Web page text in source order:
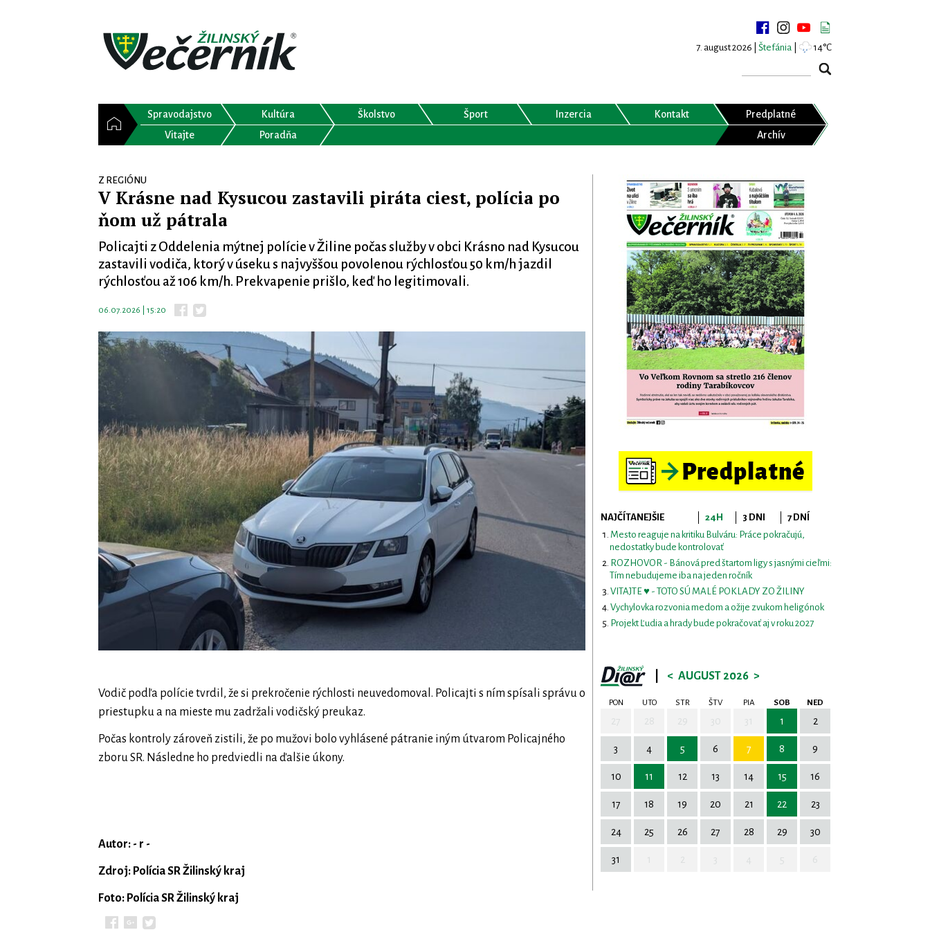
7. august 2026 | Štefánia 14°C
Spravodajstvo Kultúra Školstvo Šport Inzercia Kontakt
Predplatné
Vitajte
Poradňa Archív
Z REGIÓNU
V Krásne nad Kysucou zastavili piráta ciest, polícia po
ňom už pátrala
Policajti z Oddelenia mýtnej polície v Žiline počas služby v obci Krásno nad Kysucou
zastavili vodiča, ktorý v úseku s najvyššou povolenou rýchlosťou 50 km/h jazdil
rýchlosťou až 106 km/h. Prekvapenie prišlo, keď ho legitimovali.
06.07.2026 | 15:20
Vodič podľa polície tvrdil, že si prekročenie rýchlosti neuvedomoval. Policajti s ním spísali správu o
priestupku a na mieste mu zadržali vodičský preukaz.
Počas kontroly zároveň zistili, že po mužovi bolo vyhlásené pátranie iným útvarom Policajného
zboru SR. Následne ho predviedli na ďalšie úkony.
Autor: - r -
Zdroj: Polícia SR Žilinský kraj
Foto: Polícia SR Žilinský kraj
NAJČÍTANEJŠIE 24H 3 DNI
7 DNÍ
Mesto reaguje na kritiku Bulváru: Práce pokračujú,
nedostatky bude kontrolovať
ROZHOVOR - Bánová pred štartom ligy s jasnými cieľmi:
Tím nebudujeme iba na jeden ročník
VITAJTE ♥ - TOTO SÚ MALÉ POKLADY ZO ŽILINY
Vychylovka rozvonia medom a ožije zvukom heligónok
Projekt Ľudia a hrady bude pokračovať aj v roku 2027
< AUGUST 2026 >
PON UTO STR ŠTV PIA SOB NED
1 2
3 4 5 6 7 8 9
10 11 12 13 14 15 16
17 18 19 20 21 22 23
24 25 26 27 28 29 30
31